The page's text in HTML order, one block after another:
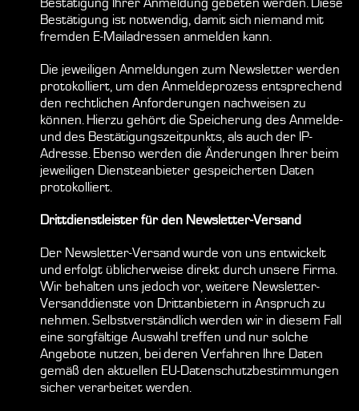
Bestätigung ist notwendig, damit sich niemand mit
fremden E-Mailadressen anmelden kann.
Die jeweiligen Anmeldungen zum Newsletter werden
protokolliert, um den Anmeldeprozess entsprechend
den rechtlichen Anforderungen nachweisen zu
können. Hierzu gehört die Speicherung des Anmelde-
und des Bestätigungszeitpunkts, als auch der IP-
Adresse. Ebenso werden die Änderungen Ihrer beim
jeweiligen Diensteanbieter gespeicherten Daten
protokolliert.
Drittdienstleister für den Newsletter-Versand
Der Newsletter-Versand wurde von uns entwickelt
und erfolgt üblicherweise direkt durch unsere Firma.
Wir behalten uns jedoch vor, weitere Newsletter-
Versanddienste von Drittanbietern in Anspruch zu
nehmen. Selbstverständlich werden wir in diesem Fall
eine sorgfältige Auswahl treffen und nur solche
Angebote nutzen, bei deren Verfahren Ihre Daten
gemäß den aktuellen EU-Datenschutzbestimmungen
sicher verarbeitet werden.